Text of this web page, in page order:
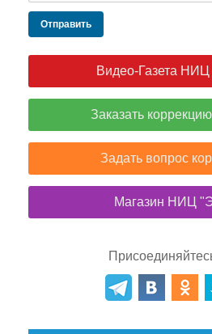
Отправить
Видео-Газета
Заказать
Задать вопрос
Магазин НИЦ